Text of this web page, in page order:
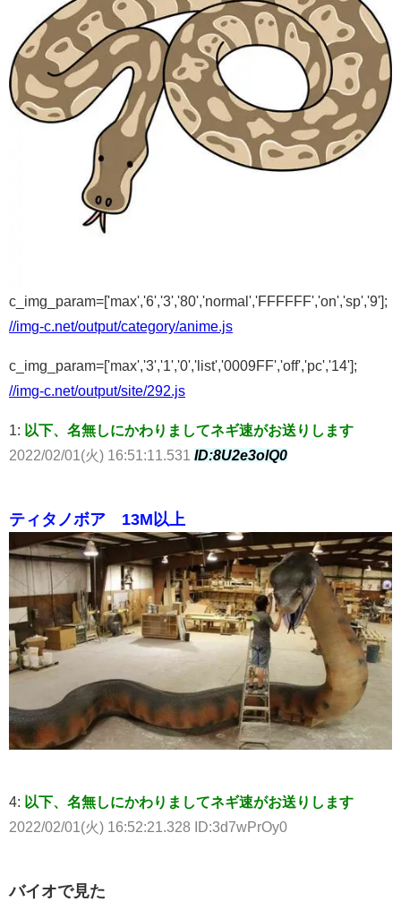
c_img_param=['max','6','3','80','normal','FFFFFF','on','sp','9'];
//img-c.net/output/category/anime.js
c_img_param=['max','3','1','0','list','0009FF','off','pc','14'];
//img-c.net/output/site/292.js
1: 以下、名無しにかわりましてネギ速がお送りします
2022/02/01(火) 16:51:11.531 ID:8U2e3olQ0
ティタノボア 13M以上
4: 以下、名無しにかわりましてネギ速がお送りします
2022/02/01(火) 16:52:21.328 ID:3d7wPrOy0
バイオで見た